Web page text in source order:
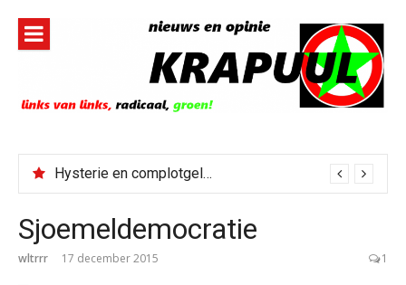
inhoud
Hysterie en complotgeleuter bij links én rechts na bestorming Spaanse enclave
Sjoemeldemocratie
wltrrr 17 december 2015 1